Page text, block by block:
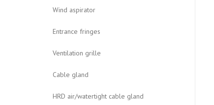
Wind aspirator
Entrance fringes
Ventilation grille
Cable gland
HRD air/watertight cable gland